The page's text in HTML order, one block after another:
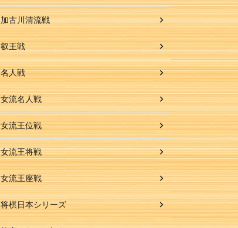
加古川清流戦
叡王戦
名人戦
女流名人戦
女流王位戦
女流王将戦
女流王座戦
将棋日本シリーズ